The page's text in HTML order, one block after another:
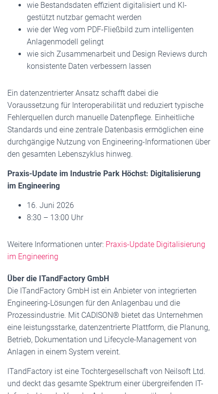
wie Bestandsdaten effizient digitalisiert und KI-
gestützt nutzbar gemacht werden
wie der Weg vom PDF-Fließbild zum intelligenten
Anlagenmodell gelingt
wie sich Zusammenarbeit und Design Reviews durch
konsistente Daten verbessern lassen
Ein datenzentrierter Ansatz schafft dabei die
Voraussetzung für Interoperabilität und reduziert typische
Fehlerquellen durch manuelle Datenpflege. Einheitliche
Standards und eine zentrale Datenbasis ermöglichen eine
durchgängige Nutzung von Engineering-Informationen über
den gesamten Lebenszyklus hinweg.
Praxis-Update im Industrie Park Höchst: Digitalisierung
im Engineering
16. Juni 2026
8:30 – 13:00 Uhr
Weitere Informationen unter: Praxis-Update Digitalisierung
im Engineering
Über die ITandFactory GmbH
Die ITandFactory GmbH ist ein Anbieter von integrierten
Engineering-Lösungen für den Anlagenbau und die
Prozessindustrie. Mit CADISON® bietet das Unternehmen
eine leistungsstarke, datenzentrierte Plattform, die Planung,
Betrieb, Dokumentation und Lifecycle-Management von
Anlagen in einem System vereint.
ITandFactory ist eine Tochtergesellschaft von Neilsoft Ltd.
und deckt das gesamte Spektrum einer übergreifenden IT-